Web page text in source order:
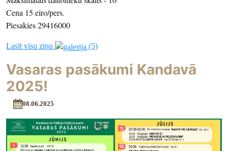
Cena 15 eiro/pers.
Piesakies 29416000
Lasīt visu ziņu (5)
Vasaras pasākumi Kandavā
2025!
08.06.2025